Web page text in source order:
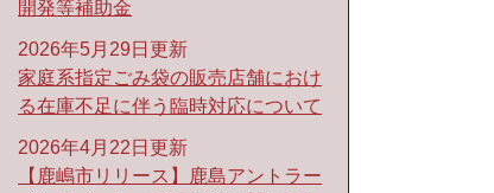
開発等補助金
2026年5月29日更新
家庭系指定ごみ袋の販売店舗におけ
る在庫不足に伴う臨時対応について
2026年4月22日更新
【鹿嶋市リリース】鹿島アントラー